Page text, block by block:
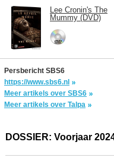
Lee Cronin's The
Mummy (DVD)
Persbericht SBS6
https://www.sbs6.nl
Meer artikels over SBS6
Meer artikels over Talpa
DOSSIER: Voorjaar